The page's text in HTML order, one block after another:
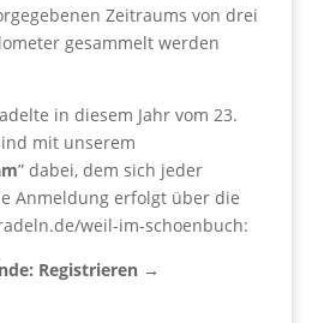
Zeitraums von drei
gesammelt werden
in diesem Jahr vom 23.
mit unserem
” dabei, dem sich jeder
Anmeldung erfolgt über die
weil-im-schoenbuch:
Registrieren →